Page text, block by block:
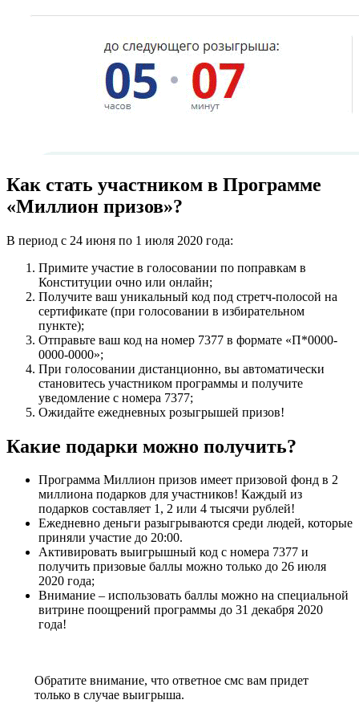
Как стать участником в Программе
«Миллион призов»?
В период с 24 июня по 1 июля 2020 года:
Примите участие в голосовании по поправкам в
Конституции очно или онлайн;
Получите ваш уникальный код под стретч-полосой на
сертификате (при голосовании в избирательном
пункте);
Отправьте ваш код на номер 7377 в формате «П*0000-
0000-0000»;
При голосовании дистанционно, вы автоматически
становитесь участником программы и получите
уведомление с номера 7377;
Ожидайте ежедневных розыгрышей призов!
Какие подарки можно получить?
Программа Миллион призов имеет призовой фонд в 2
миллиона подарков для участников! Каждый из
подарков составляет 1, 2 или 4 тысячи рублей!
Ежедневно деньги разыгрываются среди людей, которые
приняли участие до 20:00.
Активировать выигрышный код с номера 7377 и
получить призовые баллы можно только до 26 июля
2020 года;
Внимание – использовать баллы можно на специальной
витрине поощрений программы до 31 декабря 2020
года!
Обратите внимание, что ответное смс вам придет
только в случае выигрыша.